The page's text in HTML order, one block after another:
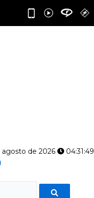
agosto de 2026
04:31:49